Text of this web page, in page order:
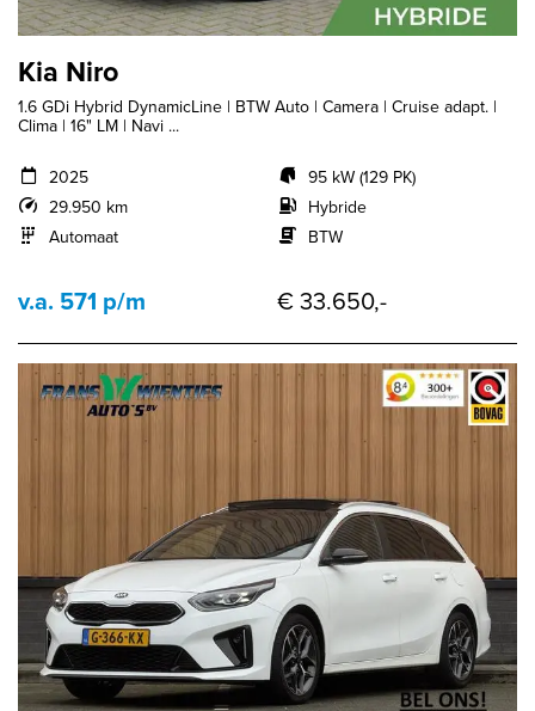
Kia Niro
1.6 GDi Hybrid DynamicLine | BTW Auto | Camera | Cruise adapt. |
Clima | 16" LM | Navi ...
2025
29.950 km
Automaat
95 kW (129 PK)
Hybride
BTW
v.a. 571 p/m € 33.650,-